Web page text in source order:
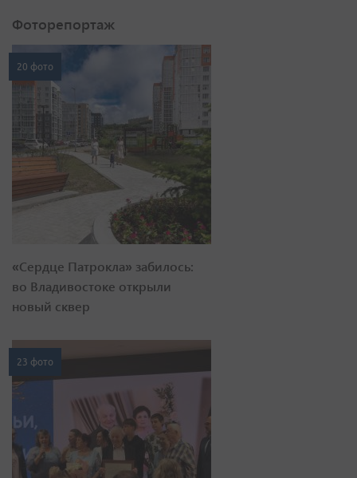
Фоторепортаж
20 фото
«Сердце Патрокла» забилось:
во Владивостоке открыли
новый сквер
23 фото